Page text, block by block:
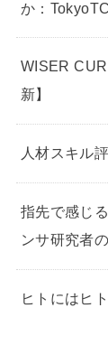
か：
WISER
新】
人材スキル
指先で感じ
ンサ研究者
ヒトにはヒ